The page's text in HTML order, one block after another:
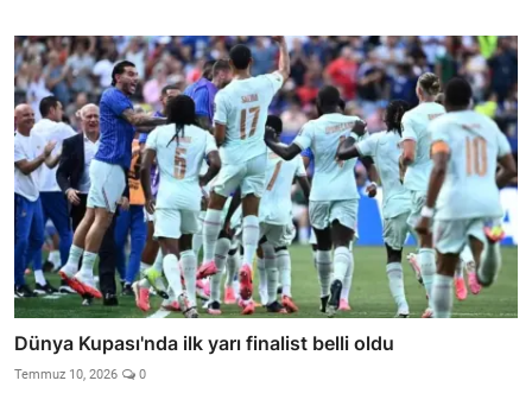
Dünya Kupası'nda ilk yarı finalist belli oldu
Temmuz 10, 2026 0